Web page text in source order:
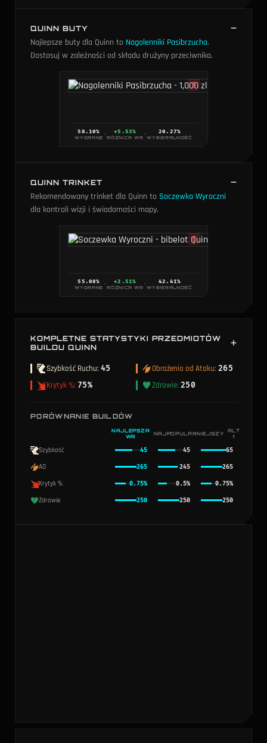
QUINN BUTY
Najlepsze buty dla Quinn to Nagolenniki Pasibrzucha.
Dostosuj w zależności od składu drużyny przeciwnika.
S
58.10%
WYGRANE · +5.53%
RÓŻNICA WR · 20.27%
WYBIERALNOŚĆ
QUINN TRINKET
Rekomendowany trinket dla Quinn to Soczewka Wyroczni
dla kontroli wizji i świadomości mapy.
S
55.08%
WYGRANE · +2.51%
RÓŻNICA WR · 42.41%
WYBIERALNOŚĆ
KOMPLETNE STATYSTYKI PRZEDMIOTÓW
BUILDU QUINN
Połączone statystyki ze wszystkich przedmiotów w tym
buildzie Quinn.
Szybkość Ruchu: 45 Obrażenia od Ataku: 265
Krytyk %: 75% Zdrowie: 250
PORÓWNANIE BUILDÓW
NAJLEPSZA
WR
NAJPOPULARNIEJSZY
ALT
1
Szybkość 45 45 65
AO 265 245 265
Krytyk % 0.75% 0.5% 0.75%
Zdrowie 250 250 250